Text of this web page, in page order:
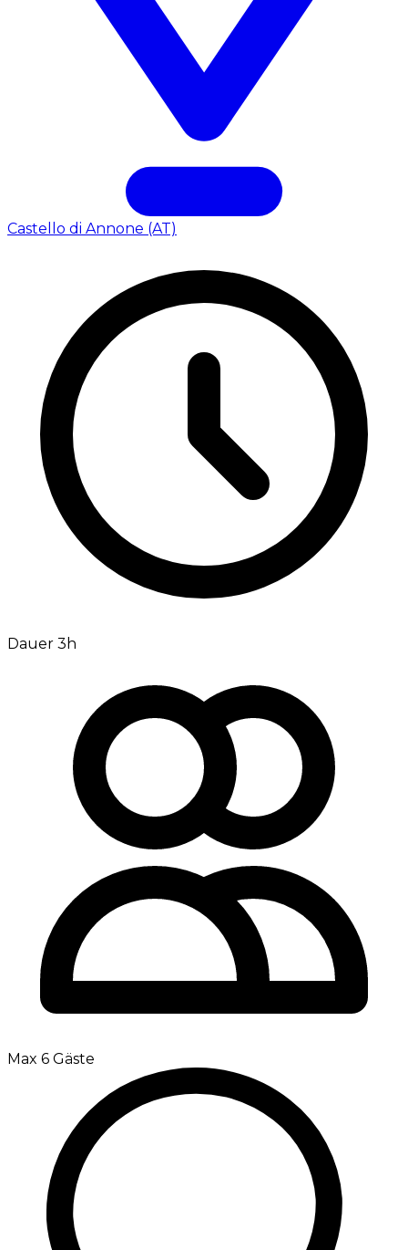
Castello di Annone (AT)
Dauer 3h
Max 6 Gäste